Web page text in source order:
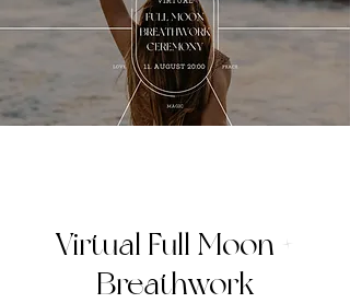
Virtual Full Moon +
Breathwork